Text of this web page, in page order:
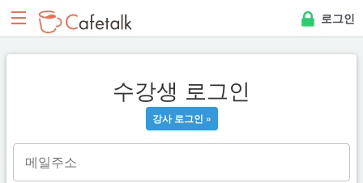
로그인
수강생 로그인
강사 로그인 »